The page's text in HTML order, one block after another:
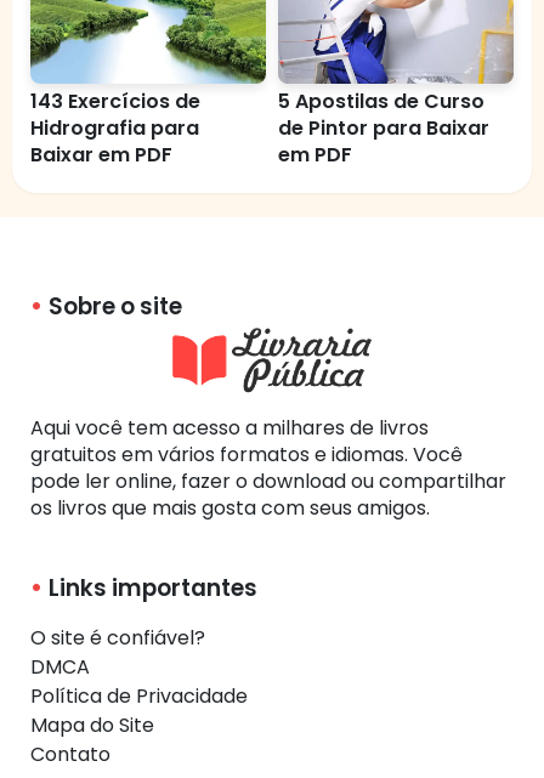
143 Exercícios de
Hidrografia para
Baixar em PDF
5 Apostilas de Curso
de Pintor para Baixar
em PDF
Sobre o site
Aqui você tem acesso a milhares de livros
gratuitos em vários formatos e idiomas. Você
pode ler online, fazer o download ou compartilhar
os livros que mais gosta com seus amigos.
Links importantes
O site é confiável?
DMCA
Política de Privacidade
Mapa do Site
Contato